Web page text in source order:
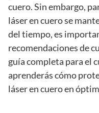
cuero. Sin embargo,
láser en cuero se
del tiempo, es
recomendaciones de
guía completa para el
aprenderás cómo
láser en cuero en